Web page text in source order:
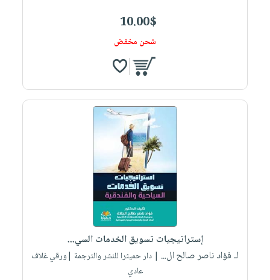
10.00$
شحن مخفض
إستراتيجيات تسويق الخدمات السي...
لـ فؤاد ناصر صالح ال... | دار حميثرا للنشر والترجمة |ورقي غلاف
عادي